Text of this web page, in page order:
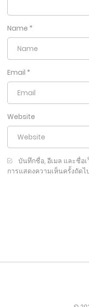
Name *
Email *
Website
บันทึกชื่อ, อีเมล และชื่อ
การแสดงความเห็นครั้งถัดไ